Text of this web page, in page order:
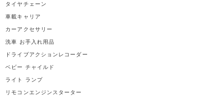
タイヤチェーン
車載キャリア
カーアクセサリー
洗車 お手入れ用品
ドライブアクションレコーダー
ベビー チャイルド
ライト ランプ
リモコンエンジンスターター